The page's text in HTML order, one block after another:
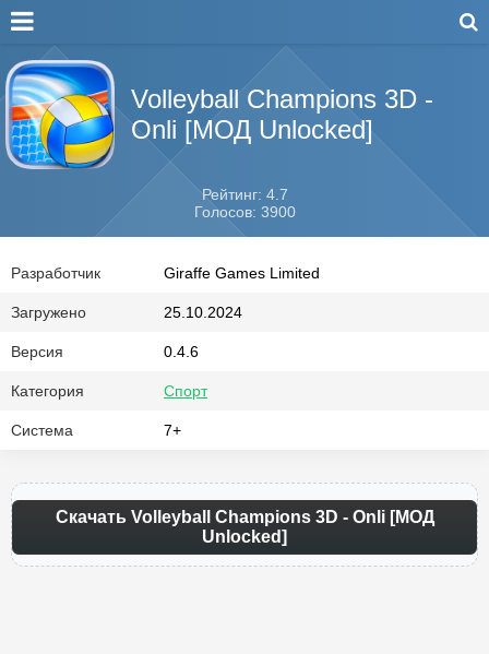
Volleyball Champions 3D -
Onli [МОД Unlocked]
Рейтинг: 4.7
Голосов: 3900
Разработчик Giraffe Games Limited
Загружено 25.10.2024
Версия 0.4.6
Категория Спорт
Система 7+
Скачать Volleyball Champions 3D - Onli [МОД
Unlocked]